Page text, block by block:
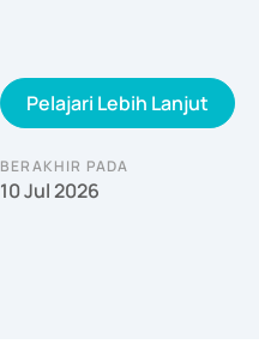
Pelajari Lebih Lanjut
BERAKHIR PADA
10 Jul 2026